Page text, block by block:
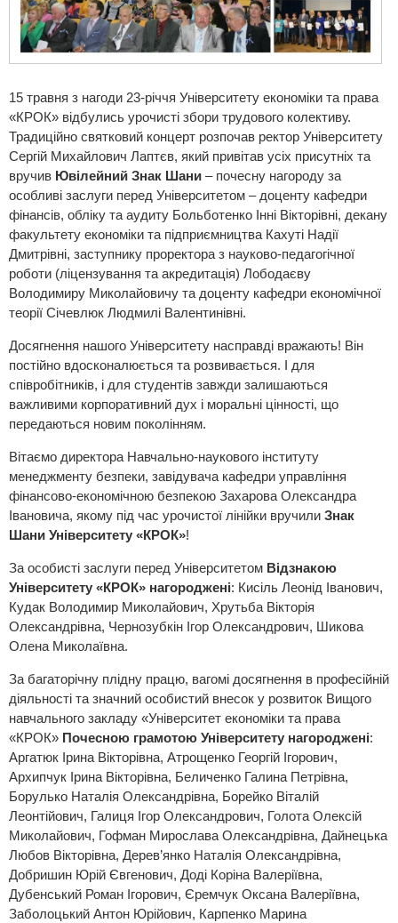
15 травня з нагоди 23-річчя Університету економіки та права
«КРОК» відбулись урочисті збори трудового колективу.
Традиційно святковий концерт розпочав ректор Університету
Сергій Михайлович Лаптєв, який привітав усіх присутніх та
вручив Ювілейний Знак Шани – почесну нагороду за
особливі заслуги перед Університетом – доценту кафедри
фінансів, обліку та аудиту Больботенко Інні Вікторівні, декану
факультету економіки та підприємництва Кахуті Надії
Дмитрівні, заступнику проректора з науково-педагогічної
роботи (ліцензування та акредитація) Лободаєву
Володимиру Миколайовичу та доценту кафедри економічної
теорії Січевлюк Людмилі Валентинівні.
Досягнення нашого Університету насправді вражають! Він
постійно вдосконалюється та розвивається. І для
співробітників, і для студентів завжди залишаються
важливими корпоративний дух і моральні цінності, що
передаються новим поколінням.
Вітаємо директора Навчально-наукового інституту
менеджменту безпеки, завідувача кафедри управління
фінансово-економічною безпекою Захарова Олександра
Івановича, якому під час урочистої лінійки вручили Знак
Шани Університету «КРОК»!
За особисті заслуги перед Університетом Відзнакою
Університету «КРОК» нагороджені: Кисіль Леонід Іванович,
Кудак Володимир Миколайович, Хрутьба Вікторія
Олександрівна, Чернозубкін Ігор Олександрович, Шикова
Олена Миколаївна.
За багаторічну плідну працю, вагомі досягнення в професійній
діяльності та значний особистий внесок у розвиток Вищого
навчального закладу «Університет економіки та права
«КРОК» Почесною грамотою Університету нагороджені:
Аргатюк Ірина Вікторівна, Атрощенко Георгій Ігорович,
Архипчук Ірина Вікторівна, Беличенко Галина Петрівна,
Борулько Наталія Олександрівна, Борейко Віталій
Леонтійович, Галиця Ігор Олександрович, Голота Олексій
Миколайович, Гофман Мирослава Олександрівна, Дайнецька
Любов Вікторівна, Дерев’янко Наталія Олександрівна,
Добришин Юрій Євгенович, Доді Коріна Валеріївна,
Дубенський Роман Ігорович, Єремчук Оксана Валеріївна,
Заболоцький Антон Юрійович, Карпенко Марина